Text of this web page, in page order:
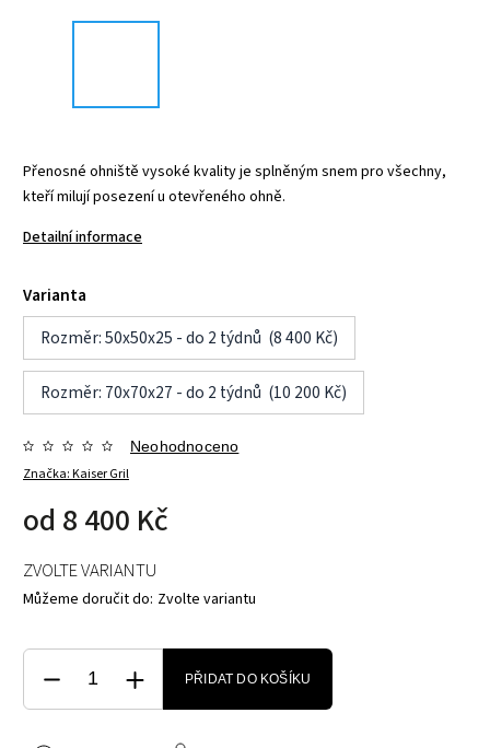
Přenosné ohniště vysoké kvality je splněným snem pro všechny,
kteří milují posezení u otevřeného ohně.
Detailní informace
Varianta
Rozměr: 50x50x25 - do 2 týdnů (8 400 Kč)
Rozměr: 70x70x27 - do 2 týdnů (10 200 Kč)
Značka:Kaiser Gril
Neohodnoceno
od 8 400 Kč
ZVOLTE VARIANTU
Můžeme doručit do: Zvolte variantu
PŘIDAT DO KOŠÍKU